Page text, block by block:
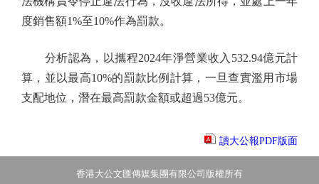
度銷售額1%至10%作為罰款。
分析認為，以攜程2024年淨營業收入532.94億元計
算，並以最高10%的罰款比例計算，一旦查實濫用市場
支配地位，潛在最高罰款金額或超過53億元。
讀大公報PDF版面
香港大公文匯傳媒集團有限公司版權所有